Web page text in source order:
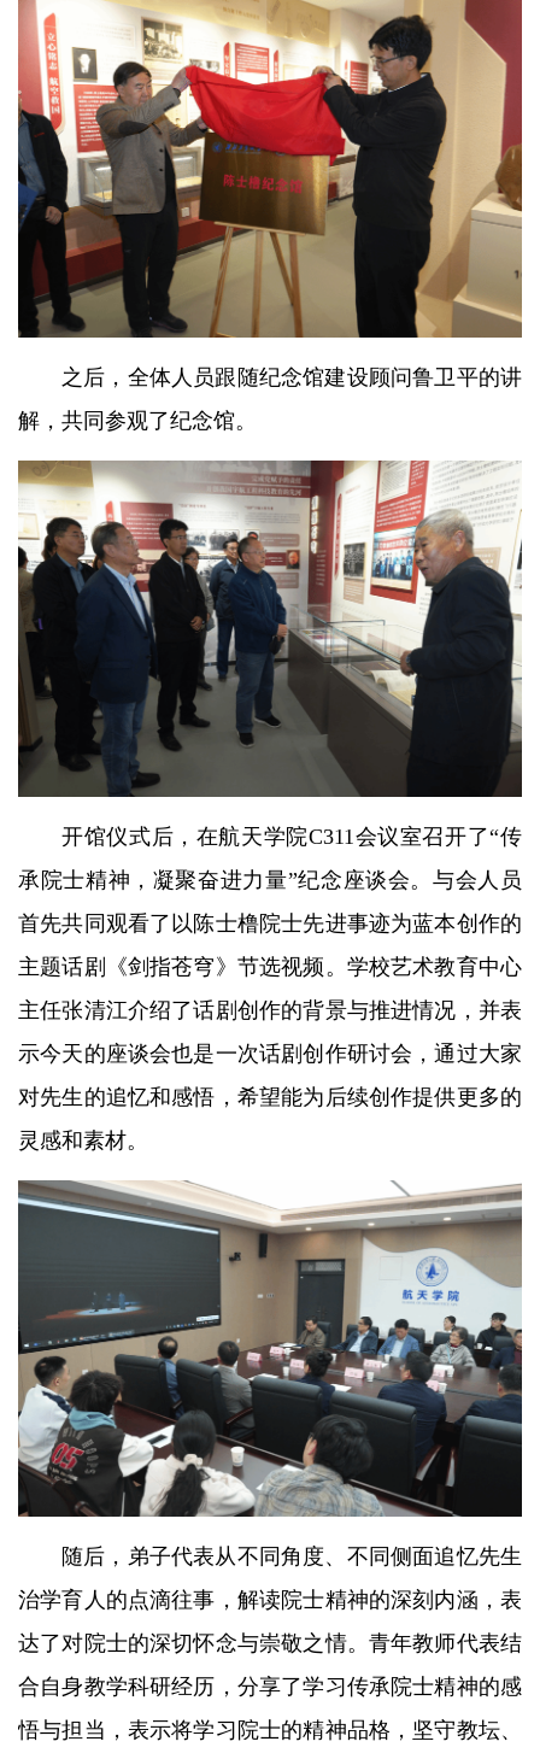
之后，全体人员跟随纪念馆建设顾问鲁卫平的讲
解，共同参观了纪念馆。
开馆仪式后，在航天学院C311会议室召开了“传
承院士精神，凝聚奋进力量”纪念座谈会。与会人员
首先共同观看了以陈士橹院士先进事迹为蓝本创作的
主题话剧《剑指苍穹》节选视频。学校艺术教育中心
主任张清江介绍了话剧创作的背景与推进情况，并表
示今天的座谈会也是一次话剧创作研讨会，通过大家
对先生的追忆和感悟，希望能为后续创作提供更多的
灵感和素材。
随后，弟子代表从不同角度、不同侧面追忆先生
治学育人的点滴往事，解读院士精神的深刻内涵，表
达了对院士的深切怀念与崇敬之情。青年教师代表结
合自身教学科研经历，分享了学习传承院士精神的感
悟与担当，表示将学习院士的精神品格，坚守教坛、